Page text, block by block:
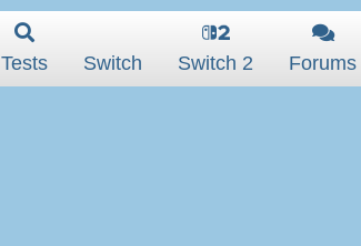
Tests Switch Switch 2 Forums